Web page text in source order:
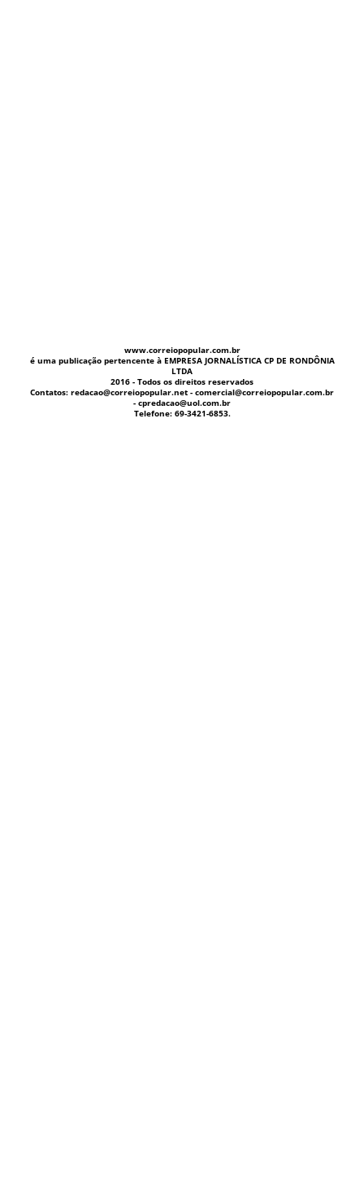
www.correiopopular.com.br
é uma publicação pertencente à EMPRESA JORNALÍSTICA CP DE RONDÔNIA
LTDA
2016 - Todos os direitos reservados
Contatos: redacao@correiopopular.net - comercial@correiopopular.com.br
- cpredacao@uol.com.br
Telefone: 69-3421-6853.